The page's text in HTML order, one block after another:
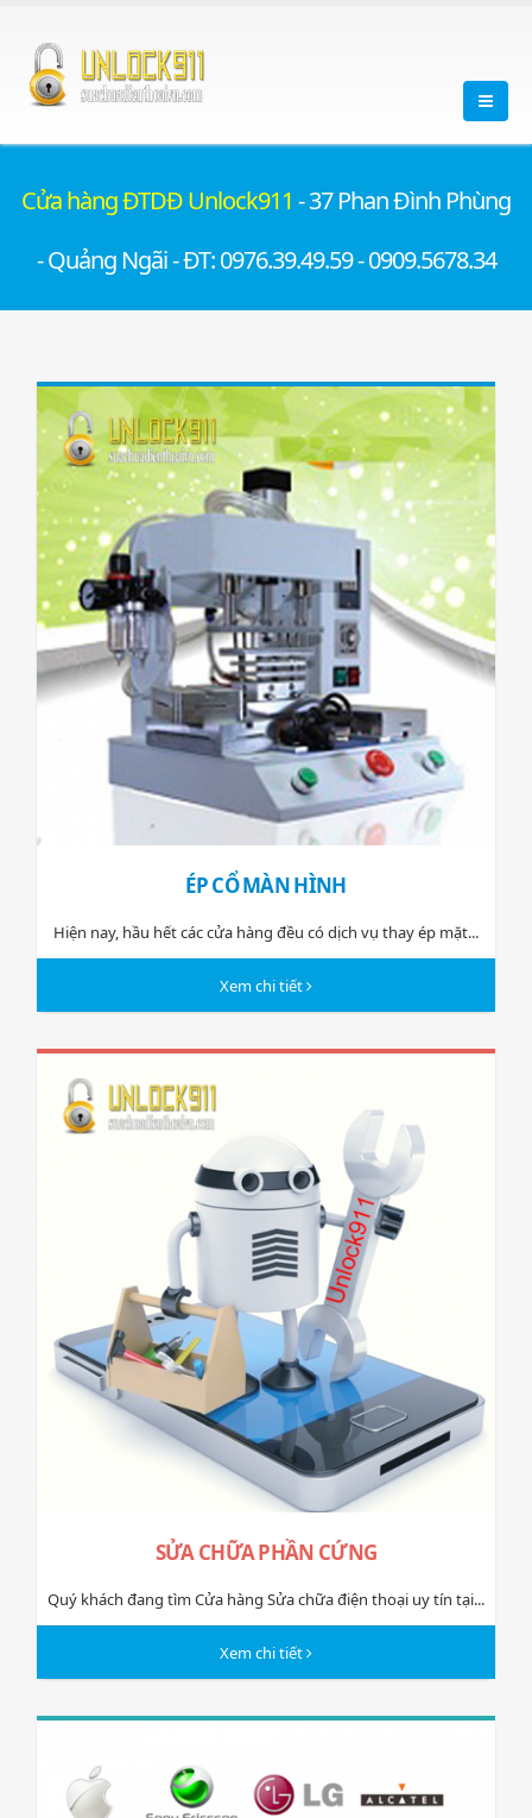
Cửa hàng ĐTDĐ Unlock911 - 37 Phan Đình Phùng
- Quảng Ngãi - ĐT: 0976.39.49.59 - 0909.5678.34
ÉP CỔ MÀN HÌNH
Hiện nay, hầu hết các cửa hàng đều có dịch vụ thay ép mặt...
Xem chi tiết
SỬA CHỮA PHẦN CỨNG
Quý khách đang tìm Cửa hàng Sửa chữa điện thoại uy tín tại...
Xem chi tiết